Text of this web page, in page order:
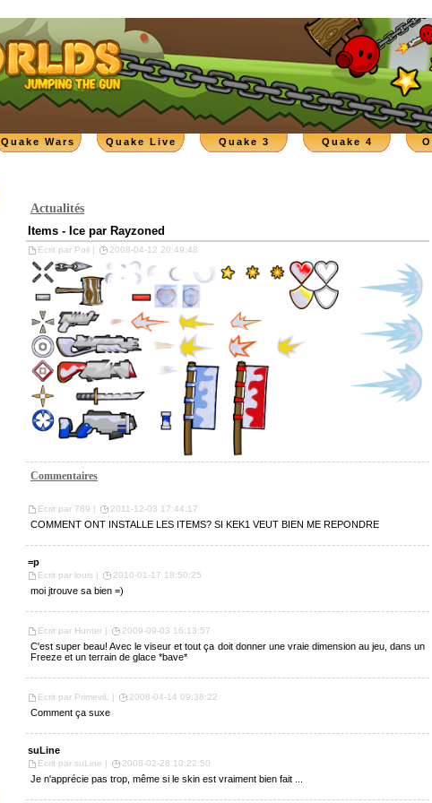
Quake 4
Quake 3
Quake Live
Quake Wars
Actualités
Items - Ice par Rayzoned
Ecrit par Poil | 2008-04-12 20:49:48
Commentaires
Ecrit par 789 | 2011-12-03 17:44:17
COMMENT ONT INSTALLE LES ITEMS? SI KEK1 VEUT BIEN ME REPONDRE
=p
Ecrit par louis | 2010-01-17 18:50:25
moi jtrouve sa bien =)
Ecrit par Hunter | 2009-09-03 16:13:57
C'est super beau! Avec le viseur et tout ça doit donner une vraie dimension au jeu, dans un
Freeze et un terrain de glace *bave*
Ecrit par PrimeviL | 2008-04-14 09:38:22
Comment ça suxe
suLine
Ecrit par suLine | 2008-02-28 10:22:50
Je n'apprécie pas trop, même si le skin est vraiment bien fait ...